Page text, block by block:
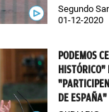
Segundo
01-12-2020
PODEMOS
HISTÓRICO"
DE ESPAÑA"